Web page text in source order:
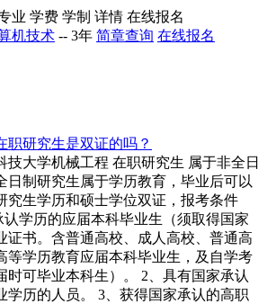
业 学费 学制 详情 在线报名
机技术 -- 3年 简章查询 在线报名
职研究生是双证的吗？
技大学机械工程 在职研究生 属于非全日
日制研究生属于学历教育，毕业后可以
究生学历和硕士学位双证，报考条件
认学历的应届本科毕业生（须取得国家
证书。含普通高校、成人高校、普通高
等学历教育应届本科毕业生，及自学考
时可毕业本科生）。 2、具有国家承认
学历的人员。 3、获得国家承认的高职